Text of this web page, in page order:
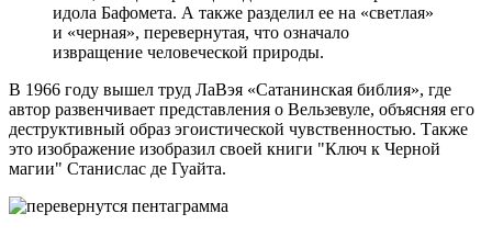
идола Бафомета. А также разделил ее на «светлая»
и «черная», перевернутая, что означало
извращение человеческой природы.
В 1966 году вышел труд ЛаВэя «Сатанинская библия», где
автор развенчивает представления о Вельзевуле, объясняя его
деструктивный образ эгоистической чувственностью. Также
это изображение изобразил своей книги "Ключ к Черной
магии" Станислас де Гуайта.